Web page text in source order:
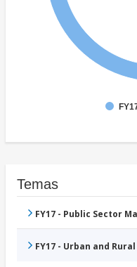
Temas
FY17 - Public Sector
FY17 - Urban and